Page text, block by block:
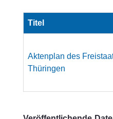
Titel
Aktenplan des
Thüringen